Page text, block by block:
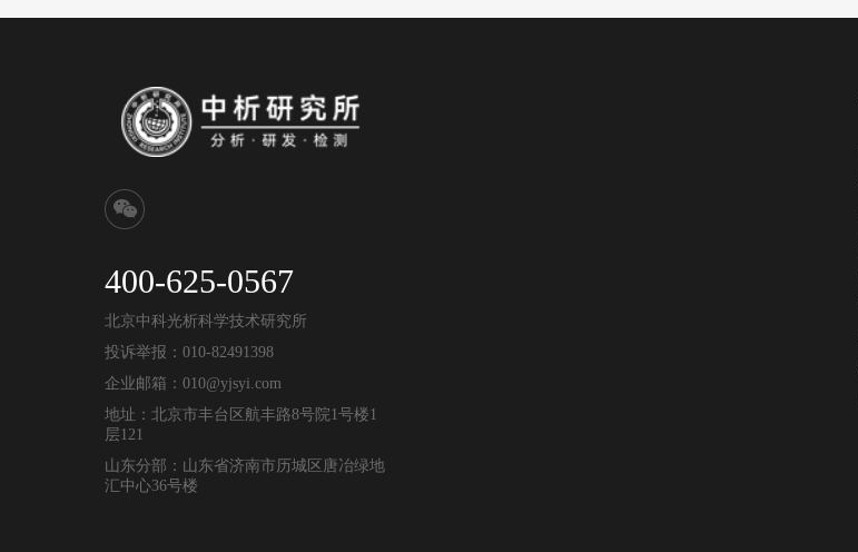
400-625-0567
北京中科光析科学技术研究所
投诉举报：010-82491398
企业邮箱：010@yjsyi.com
地址：北京市丰台区航丰路8号院1号楼1
层121
山东分部：山东省济南市历城区唐冶绿地
汇中心36号楼